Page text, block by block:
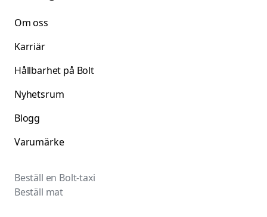
Om oss
Karriär
Hållbarhet på Bolt
Nyhetsrum
Blogg
Varumärke
Beställ en Bolt-taxi
Beställ mat